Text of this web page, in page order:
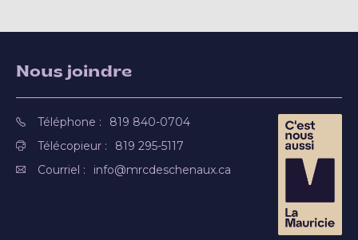
Nous joindre
Téléphone :
819 840-0704
Télécopieur :
819 295-5117
Courriel :
info@mrcdeschenaux.ca